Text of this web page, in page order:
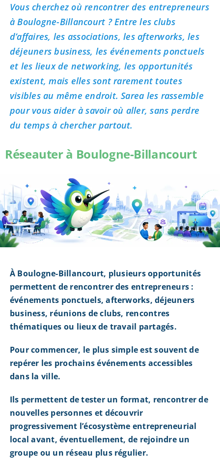
Vous cherchez où rencontrer des entrepreneurs
à Boulogne-Billancourt ? Entre les clubs
d’affaires, les associations, les afterworks, les
déjeuners business, les événements ponctuels
et les lieux de networking, les opportunités
existent, mais elles sont rarement toutes
visibles au même endroit. Sarea les rassemble
pour vous aider à savoir où aller, sans perdre
du temps à chercher partout.
Réseauter à Boulogne-Billancourt
À Boulogne-Billancourt, plusieurs opportunités
permettent de rencontrer des entrepreneurs :
événements ponctuels, afterworks, déjeuners
business, réunions de clubs, rencontres
thématiques ou lieux de travail partagés.
Pour commencer, le plus simple est souvent de
repérer les prochains événements accessibles
dans la ville.
Ils permettent de tester un format, rencontrer de
nouvelles personnes et découvrir
progressivement l’écosystème entrepreneurial
local avant, éventuellement, de rejoindre un
groupe ou un réseau plus régulier.